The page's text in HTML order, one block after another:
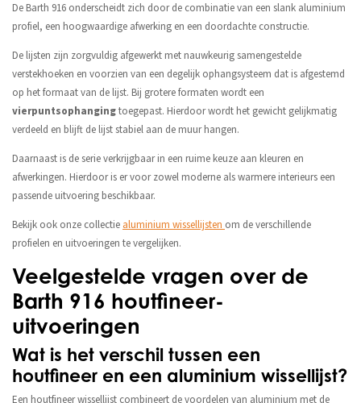
De Barth 916 onderscheidt zich door de combinatie van een slank aluminium
profiel, een hoogwaardige afwerking en een doordachte constructie.
De lijsten zijn zorgvuldig afgewerkt met nauwkeurig samengestelde
verstekhoeken en voorzien van een degelijk ophangsysteem dat is afgestemd
op het formaat van de lijst. Bij grotere formaten wordt een
vierpuntsophangingtoegepast. Hierdoor wordt het gewicht gelijkmatig
verdeeld en blijft de lijst stabiel aan de muur hangen.
Daarnaast is de serie verkrijgbaar in een ruime keuze aan kleuren en
afwerkingen. Hierdoor is er voor zowel moderne als warmere interieurs een
passende uitvoering beschikbaar.
Bekijk ook onze collectie aluminium wissellijsten om de verschillende
profielen en uitvoeringen te vergelijken.
Veelgestelde vragen over de
Barth 916 houtfineer-
uitvoeringen
Wat is het verschil tussen een
houtfineer en een aluminium wissellijst?